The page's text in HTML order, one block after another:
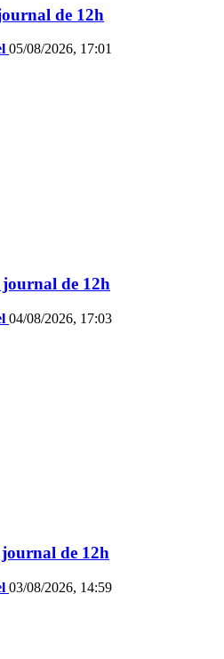
de 12h
05/08/2026, 17:01
de 12h
04/08/2026, 17:03
de 12h
03/08/2026, 14:59